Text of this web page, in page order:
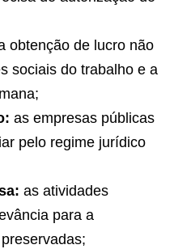
obtenção de lucro não
sociais do trabalho e a
as empresas públicas
pelo regime jurídico
as atividades
para a